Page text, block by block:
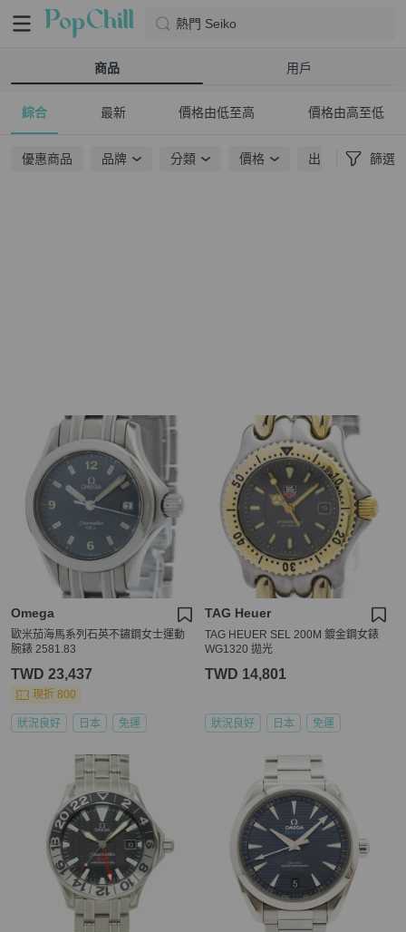
熱門 Seiko
商品 用戶
綜合 最新 價格由低至高 價格由高至低
優惠商品 品牌 分類 價格 出貨地點 篩選
Omega
歐米茄海馬系列石英不鏽鋼女士運動
腕錶 2581.83
TWD 23,437
現折 800
狀況良好 日本 免運
TAG Heuer
TAG HEUER SEL 200M 鍍金鋼女錶
WG1320 拋光
TWD 14,801
狀況良好 日本 免運